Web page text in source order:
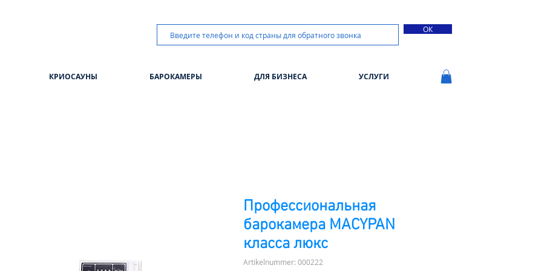
ОК
КРИОСАУНЫ БАРОКАМЕРЫ ДЛЯ БИЗНЕСА УСЛУГИ
Профессиональная
барокамера МАСYPAN
класса люкс
Artikelnummer: 000222